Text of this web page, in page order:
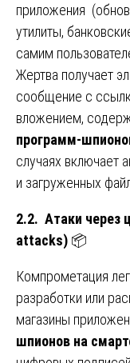
приложения
утилиты,
самим
Жертва получает
сообщение с
вложением,
программ-
случаях включает
и загруженных
2.2. Атаки через
attacks) 📦
Компрометация
разработки или
магазины
шпионов на